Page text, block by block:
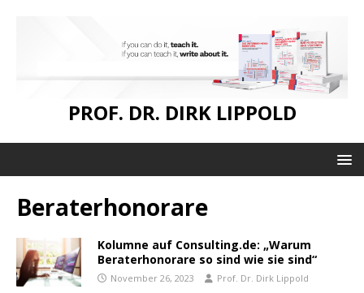
PROF. DR. DIRK LIPPOLD
Beraterhonorare
Kolumne auf Consulting.de: „Warum
Beraterhonorare so sind wie sie sind“
November 26, 2023 Prof. Dr. Dirk Lippold